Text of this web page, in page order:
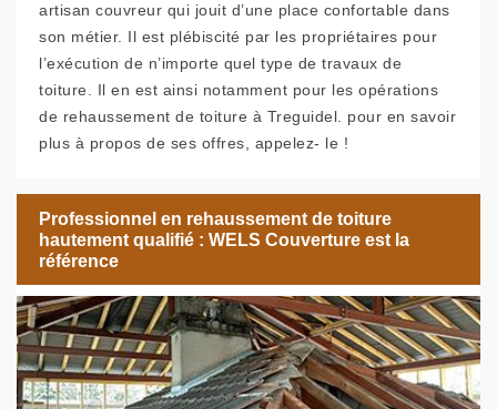
artisan couvreur qui jouit d’une place confortable dans
son métier. Il est plébiscité par les propriétaires pour
l’exécution de n’importe quel type de travaux de
toiture. Il en est ainsi notamment pour les opérations
de rehaussement de toiture à Treguidel. pour en savoir
plus à propos de ses offres, appelez- le !
Professionnel en rehaussement de toiture
hautement qualifié : WELS Couverture est la
référence